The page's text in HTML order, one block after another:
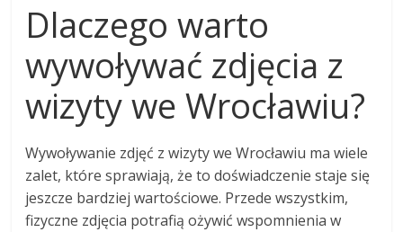
Dlaczego warto
wywoływać zdjęcia z
wizyty we Wrocławiu?
Wywoływanie zdjęć z wizyty we Wrocławiu ma wiele
zalet, które sprawiają, że to doświadczenie staje się
jeszcze bardziej wartościowe. Przede wszystkim,
fizyczne zdjęcia potrafią ożywić wspomnienia w